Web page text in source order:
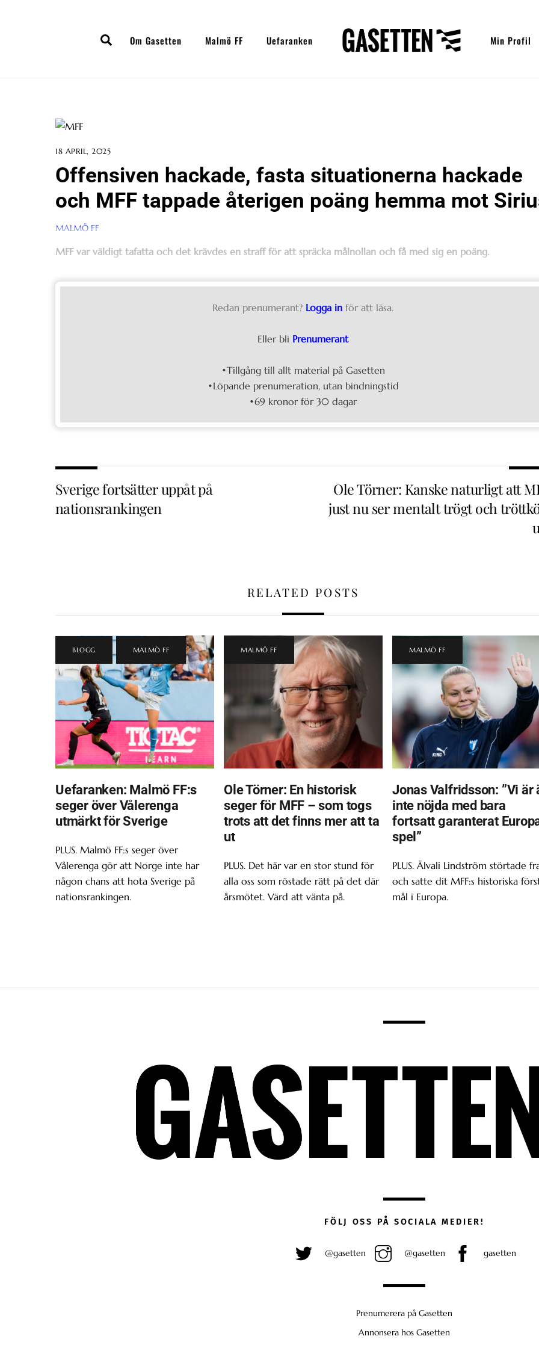
SearchOm Gasetten Malmö FF Uefaranken Min Profil
18 APRIL, 2025
Offensiven hackade, fasta situationerna hackade
och MFF tappade återigen poäng hemma mot
MALMÖ FF
MFF var väldigt tafatta och det krävdes en straff för att spräcka målnollan och få med sig en poäng.
Redan prenumerant? Logga in för att läsa.
Eller bli Prenumerant
•Tillgång till allt material på Gasetten
•Löpande prenumeration, utan bindningstid
•69 kronor för 30 dagar
Sverige fortsätter uppåt på
nationsrankingen
Ole Törner: Kanske naturligt att
just nu ser mentalt trögt och
RELATED POSTS
BLOGG MALMÖ FF
Uefaranken: Malmö FF:s
seger över Vålerenga
utmärkt för Sverige
PLUS. Malmö FF:s seger över
Vålerenga gör att Norge inte har
någon chans att hota Sverige på
nationsrankingen.
MALMÖ FF
Ole Törner: En historisk
seger för MFF – som togs
trots att det finns mer att ta
ut
PLUS. Det här var en stor stund för
alla oss som röstade rätt på det där
årsmötet. Värd att vänta på.
MALMÖ FF
Jonas Valfridsson: ”Vi är
inte nöjda med bara
fortsatt garanterat
spel”
PLUS. Älvali Lindström störtade
och satte dit MFF:s historiska
mål i Europa.
FÖLJ OSS PÅ SOCIALA MEDIER!
@gasetten @gasetten gasetten
Prenumerera på Gasetten
Annonsera hos Gasetten